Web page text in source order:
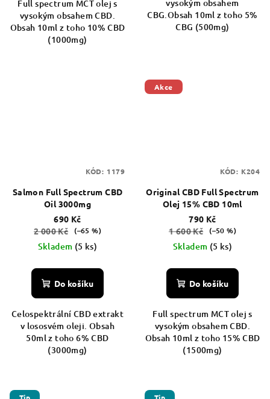
Full spectrum MCT olej s
vysokým obsahem CBD.
Obsah 10ml z toho 10% CBD
(1000mg)
vysokým obsahem
CBG.Obsah 10ml z toho 5%
CBG (500mg)
Salmon Full Spectrum CBD
Oil 3000mg
690 Kč
2 000 Kč
(–65 %)
Skladem (5 ks)
Do košíku
Celospektrální CBD extrakt
v lososvém oleji. Obsah
50ml z toho 6% CBD
(3000mg)
KÓD: 1179
Akce
Original CBD Full Spectrum
Olej 15% CBD 10ml
790 Kč
1 600 Kč
(–50 %)
Skladem (5 ks)
Do košíku
Full spectrum MCT olej s
vysokým obsahem CBD.
Obsah 10ml z toho 15% CBD
(1500mg)
KÓD: K204